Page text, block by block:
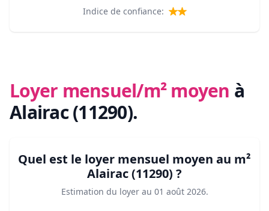
Indice de confiance:
Loyer mensuel/m² moyen à
Alairac (11290).
Quel est le loyer mensuel moyen au m²
Alairac (11290) ?
Estimation du loyer au 01 août 2026.